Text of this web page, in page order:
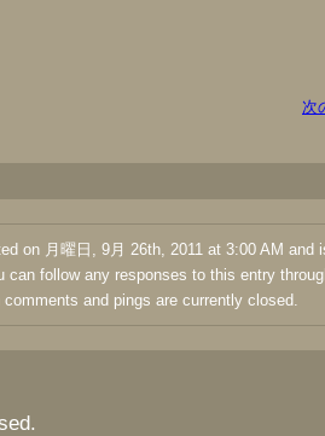
次
on 月曜日, 9月 26th, 2011 at 3:00 AM and
can follow any responses to this entry
and pings are currently closed.